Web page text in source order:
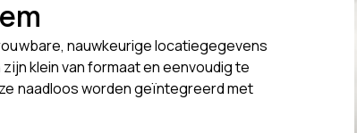
nauwkeurige locatiegegevens
klein van formaat en eenvoudig te
naadloos worden geïntegreerd met